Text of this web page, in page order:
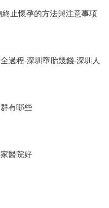
止懷孕的方法與注意事項
過程-深圳墮胎幾錢-深圳人
有哪些
醫院好